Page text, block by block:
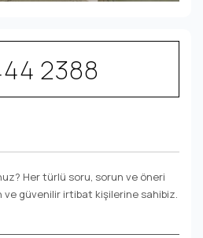
2388
Her türlü soru, sorun ve öneri
güvenilir irtibat kişilerine sahibiz.